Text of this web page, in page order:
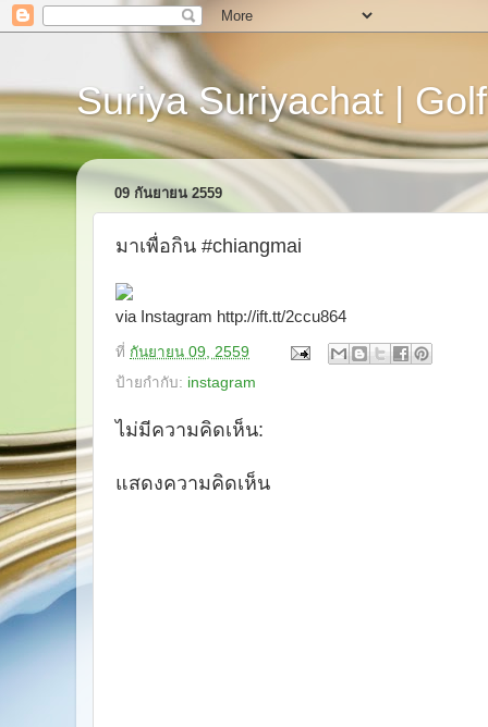
Suriya Suriyachat | Golf
09 กันยายน 2559
มาเพื่อกิน #chiangmai
via Instagram http://ift.tt/2ccu864
ที่ กันยายน 09, 2559
ป้ายกำกับ: instagram
ไม่มีความคิดเห็น:
แสดงความคิดเห็น